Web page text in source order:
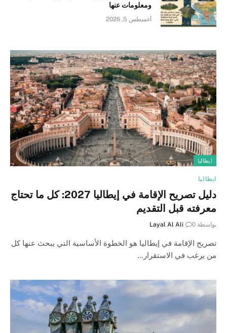
ومعلومات عنها
أغسطس 5, 2026
ايطاليا
ايطاليا
دليل تصريح الإقامة في إيطاليا 2027: كل ما تحتاج
معرفته قبل التقديم
بواسطة Layal Al Ali 0
تصريح الإقامة في إيطاليا هو الخطوة الأساسية التي يبحث عنها كل
من يرغب في الاستقرار…